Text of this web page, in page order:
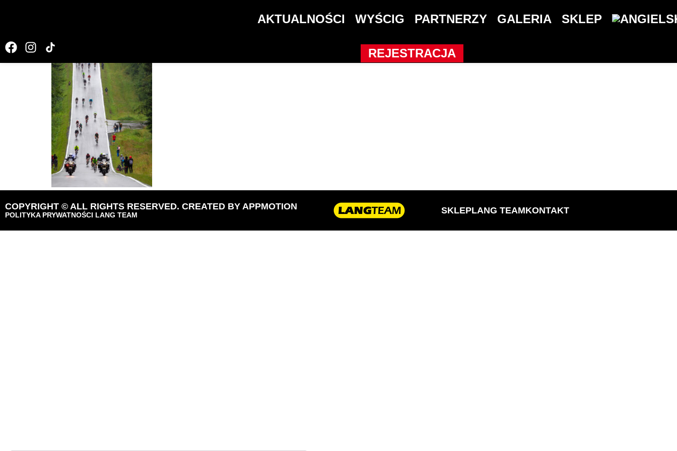
AKTUALNOŚCI WYŚCIG PARTNERZY GALERIA SKLEP
REJESTRACJA
COPYRIGHT © ALL RIGHTS RESERVED. CREATED BY APPMOTION
POLITYKA PRYWATNOŚCI LANG TEAM SKLEPLANG TEAMKONTAKT